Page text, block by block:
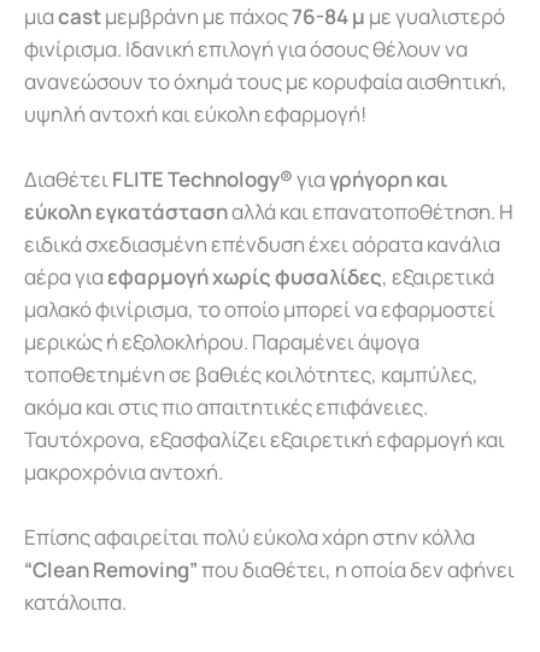
μιαcastμεμβράνη με πάχος76-84 μ με γυαλιστερό
φινίρισμα. Ιδανική επιλογή για όσους θέλουν να
ανανεώσουν το όχημά τους με κορυφαία αισθητική,
υψηλή αντοχή και εύκολη εφαρμογή!
ΔιαθέτειFLITE Technology®γιαγρήγορη και
εύκολη εγκατάστασηαλλά και επανατοποθέτηση. Η
ειδικά σχεδιασμένη επένδυσηέχειαόρατα κανάλια
αέραγιαεφαρμογή χωρίς φυσαλίδες, εξαιρετικά
μαλακόφινίρισμα, τοοποίομπορεί να εφαρμοστεί
μερικώςήεξολοκλήρου. Παραμένει άψογα
τοποθετημένη σε βαθιές κοιλότητες, καμπύλες,
ακόμα και στις πιο απαιτητικές επιφάνειες.
Ταυτόχρονα, εξασφαλίζει εξαιρετική εφαρμογή και
μακροχρόνια αντοχή.
Επίσης αφαιρείται πολύ εύκολα χάρη στην κόλλα
“Clean Removing”που διαθέτει, η οποία δεν αφήνει
κατάλοιπα.